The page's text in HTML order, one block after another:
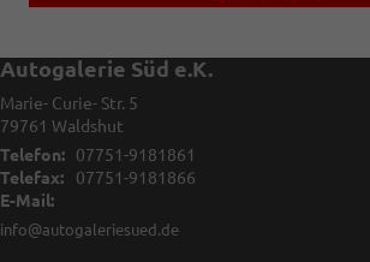
Autogalerie Süd e.K.
Marie- Curie- Str. 5
79761 Waldshut
Telefon:
07751-9181861
Telefax:
07751-9181866
E-Mail:
info@autogaleriesued.de